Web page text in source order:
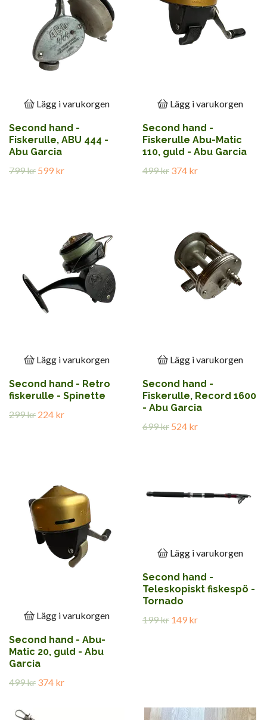
Lägg i varukorgen
Second hand -
Fiskerulle, ABU 444 -
Abu Garcia
799 kr 599 kr
Lägg i varukorgen
Second hand -
Fiskerulle Abu-Matic
110, guld - Abu Garcia
499 kr 374 kr
Lägg i varukorgen
Second hand - Retro
fiskerulle - Spinette
299 kr 224 kr
Lägg i varukorgen
Second hand -
Fiskerulle, Record 1600
- Abu Garcia
699 kr 524 kr
Lägg i varukorgen
Second hand - Abu-
Matic 20, guld - Abu
Garcia
499 kr 374 kr
Lägg i varukorgen
Second hand -
Teleskopiskt fiskespö -
Tornado
199 kr 149 kr